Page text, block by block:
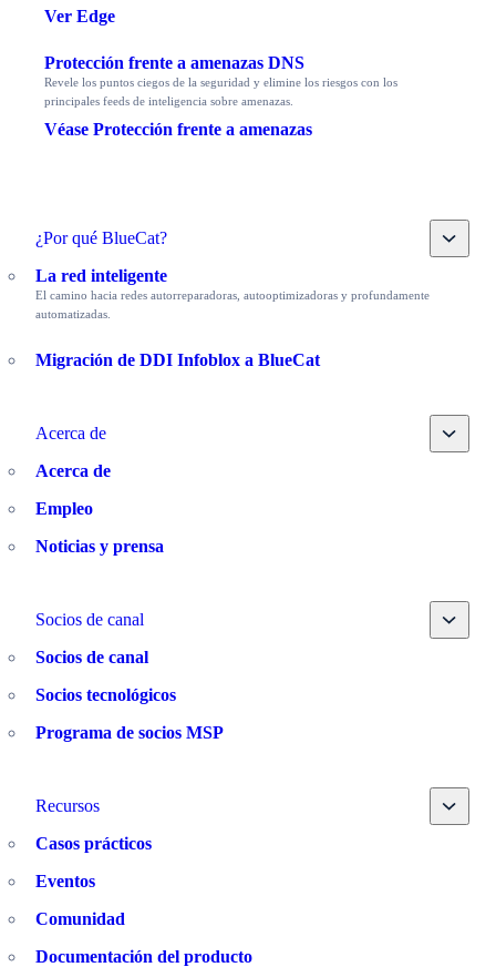
Ver Edge
Protección frente a amenazas DNS
Revele los puntos ciegos de la seguridad y elimine los riesgos con los
principales feeds de inteligencia sobre amenazas.
Véase Protección frente a amenazas
¿Por qué BlueCat? Toggle
La red inteligente
El camino hacia redes autorreparadoras, autooptimizadoras y profundamente
automatizadas.
Migración de DDI Infoblox a BlueCat
Acerca de Toggle
Acerca de
Empleo
Noticias y prensa
Socios de canal Toggle
Socios de canal
Socios tecnológicos
Programa de socios MSP
Recursos Toggle
Casos prácticos
Eventos
Comunidad
Documentación del producto